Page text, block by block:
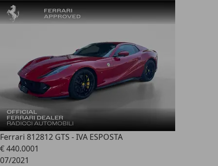
Ferrari 812812 GTS - IVA ESPOSTA
€ 440.0001
07/2021